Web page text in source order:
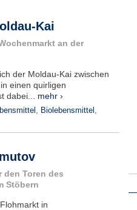
Kai
an der
der Moldau-Kai zwischen
einen quirligen
dabei... mehr ›
, Biolebensmittel ,
den Toren des
Stöbern
in